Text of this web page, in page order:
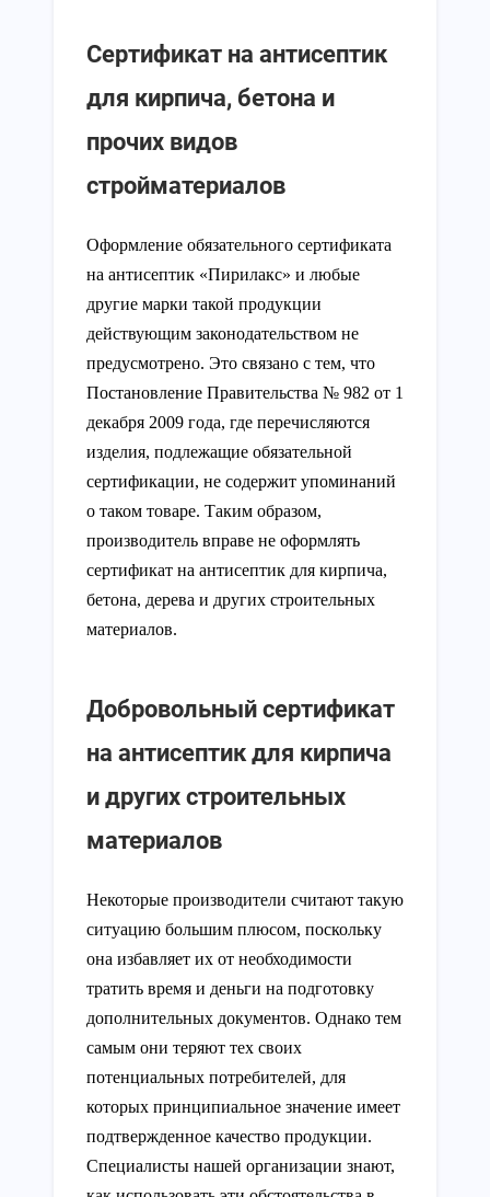
Сертификат на антисептик
для кирпича, бетона и
прочих видов
стройматериалов
Оформление обязательного сертификата
на антисептик «Пирилакс» и любые
другие марки такой продукции
действующим законодательством не
предусмотрено. Это связано с тем, что
Постановление Правительства № 982 от 1
декабря 2009 года, где перечисляются
изделия, подлежащие обязательной
сертификации, не содержит упоминаний
о таком товаре. Таким образом,
производитель вправе не оформлять
сертификат на антисептик для кирпича,
бетона, дерева и других строительных
материалов.
Добровольный сертификат
на антисептик для кирпича
и других строительных
материалов
Некоторые производители считают такую
ситуацию большим плюсом, поскольку
она избавляет их от необходимости
тратить время и деньги на подготовку
дополнительных документов. Однако тем
самым они теряют тех своих
потенциальных потребителей, для
которых принципиальное значение имеет
подтвержденное качество продукции.
Специалисты нашей организации знают,